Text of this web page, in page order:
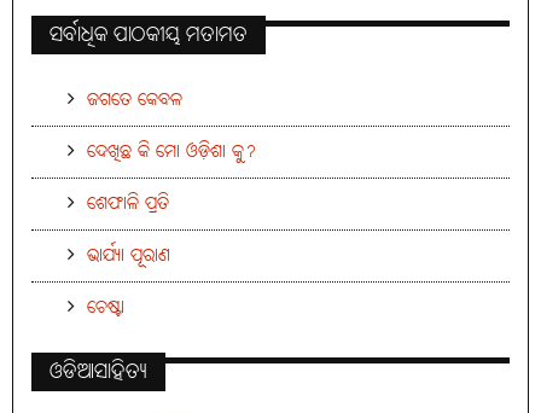
ସର୍ବାଧିକ ପାଠକୀୟ ମତାମତ
ଜଗତେ କେବଳ
ଦେଖିଛ କି ମୋ ଓଡ଼ିଶା କୁ?
ଶେଫାଳି ପ୍ରତି
ଭାର୍ଯ୍ୟା ପୂରାଣ
ଚେଷ୍ଟା
ଓଡିଆସାହିତ୍ୟ